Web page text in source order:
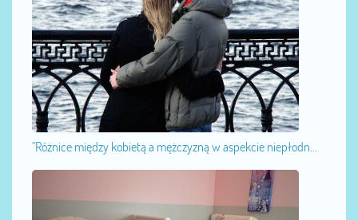
"Różnice między kobietą a mężczyzną w aspekcie niepłodn...